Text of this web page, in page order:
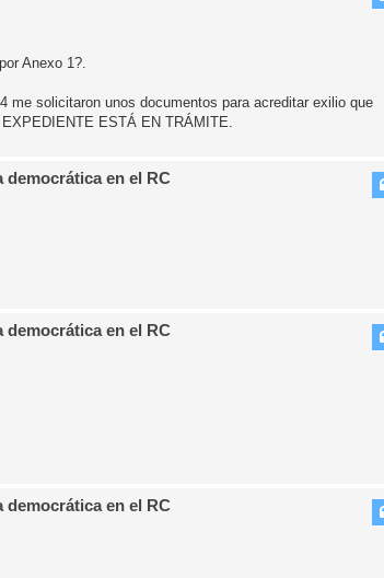
Anexo 1?.
me solicitaron unos documentos para acreditar exilio que
ESTÁ EN TRÁMITE.
democrática en el RC
democrática en el RC
democrática en el RC